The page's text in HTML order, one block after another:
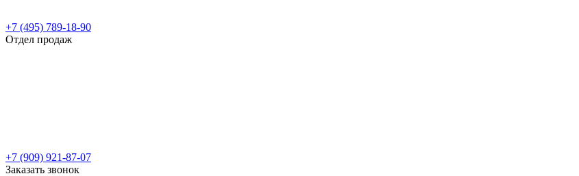
+7 (495) 789-18-90
Отдел продаж
+7 (909) 921-87-07
Заказать звонок